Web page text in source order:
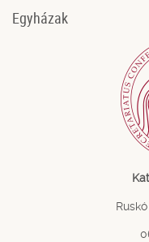
Egyházak